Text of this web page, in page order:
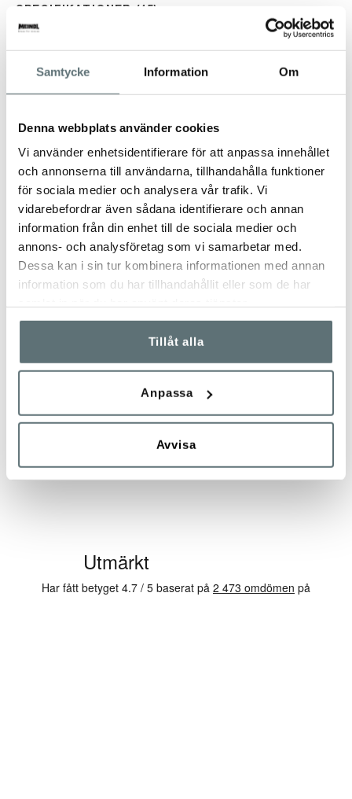
Samtycke Information Om
Denna webbplats använder cookies
Vi använder enhetsidentifierare för att anpassa innehållet
och annonserna till användarna, tillhandahålla funktioner
för sociala medier och analysera vår trafik. Vi
vidarebefordrar även sådana identifierare och annan
information från din enhet till de sociala medier och
annons- och analysföretag som vi samarbetar med.
Dessa kan i sin tur kombinera informationen med annan
information som du har tillhandahållit eller som de har
Tillåt alla
Anpassa
Avvisa
STORLEKSTABELL
ANDRA TITTADE OCKSÅ PÅ
KANSAS LADY GTX®
"BAS" DAM